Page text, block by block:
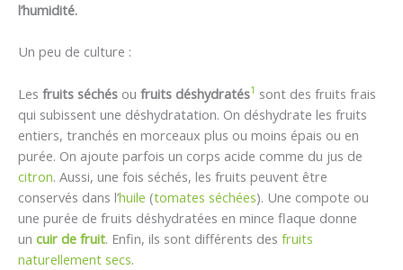
l’humidité.
Un peu de culture :
Les fruits séchés ou fruits déshydratés1 sont des fruits frais
qui subissent une déshydratation. On déshydrate les fruits
entiers, tranchés en morceaux plus ou moins épais ou en
purée. On ajoute parfois un corps acide comme du jus de
citron. Aussi, une fois séchés, les fruits peuvent être
conservés dans l’huile (tomates séchées). Une compote ou
une purée de fruits déshydratées en mince flaque donne
un cuir de fruit. Enfin, ils sont différents des fruits
naturellement secs.